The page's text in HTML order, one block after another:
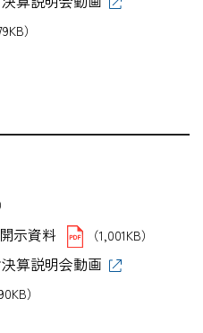
）
示資料 （1,001KB）
算説明会動画
）